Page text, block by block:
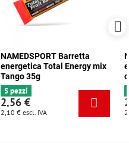
NAMEDSPORT Barretta
energetica Total Energy mix
Tango 35g
5 pezzi
2,56 €
2,10 € escl. IVA